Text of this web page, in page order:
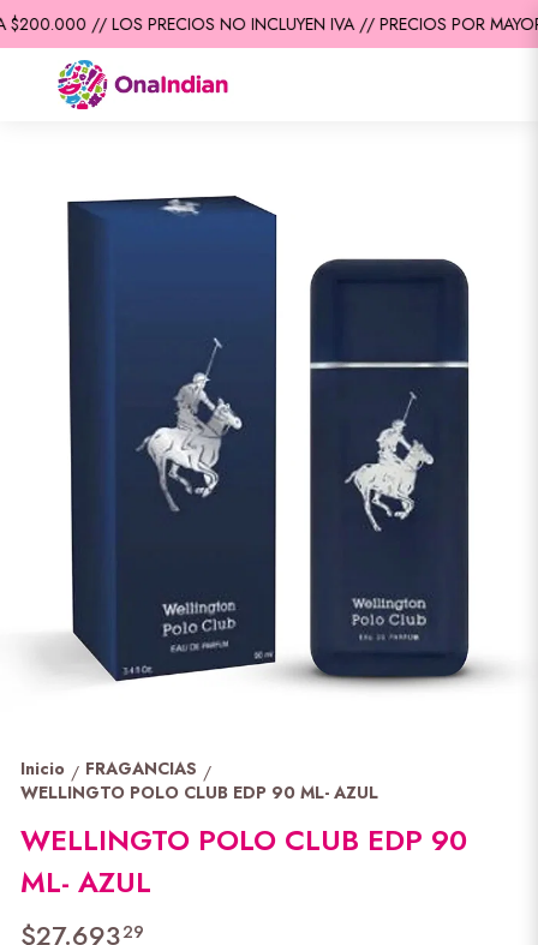
// LOS PRECIOS NO INCLUYEN IVA // PRECIOS POR
Inicio / FRAGANCIAS /
WELLINGTO POLO CLUB EDP 90 ML- AZUL
WELLINGTO POLO CLUB EDP 90
ML- AZUL
$27.69329